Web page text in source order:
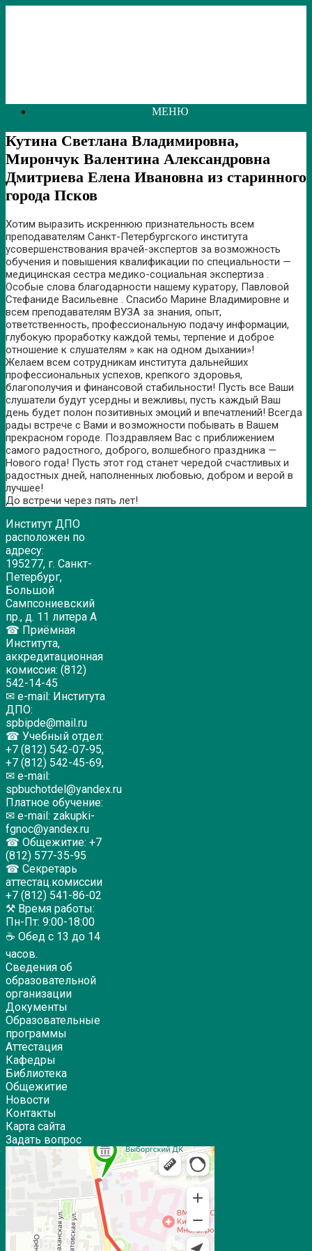
МЕНЮ
Кутина Светлана Владимировна,
Мирончук Валентина Александровна
Дмитриева Елена Ивановна из старинного
города Псков
Хотим выразить искреннюю признательность всем
преподавателям Санкт-Петербургского института
усовершенствования врачей-экспертов за возможность
обучения и повышения квалификации по специальности —
медицинская сестра медико-социальная экспертиза .
Особые слова благодарности нашему куратору, Павловой
Стефаниде Васильевне . Спасибо Марине Владимировне и
всем преподавателям ВУЗА за знания, опыт,
ответственность, профессиональную подачу информации,
глубокую проработку каждой темы, терпение и доброе
отношение к слушателям » как на одном дыхании»!
Желаем всем сотрудникам института дальнейших
профессиональных успехов, крепкого здоровья,
благополучия и финансовой стабильности! Пусть все Ваши
слушатели будут усердны и вежливы, пусть каждый Ваш
день будет полон позитивных эмоций и впечатлений! Всегда
рады встрече с Вами и возможности побывать в Вашем
прекрасном городе. Поздравляем Вас с приближением
самого радостного, доброго, волшебного праздника —
Нового года! Пусть этот год станет чередой счастливых и
радостных дней, наполненных любовью, добром и верой в
лучшее!
До встречи через пять лет!
Институт ДПО
расположен по
адресу:
195277, г. Санкт-
Петербург,
Большой
Сампсониевский
пр., д. 11 литера А
☎ Приёмная
Института,
аккредитационная
комиссия: (812)
542-14-45
✉ e-mail: Института
ДПО:
spbipde@mail.ru
☎ Учебный отдел:
+7 (812) 542-07-95,
+7 (812) 542-45-69,
✉ e-mail:
spbuchotdel@yandex.ru
Платное обучение:
✉ e-mail: zakupki-
fgnoc@yandex.ru
☎ Общежитие: +7
(812) 577-35-95
☎ Секретарь
аттестац.комиссии
+7 (812) 541-86-02
⚒ Время работы:
Пн-Пт: 9:00-18:00
☕ Обед с 13 до 14
часов.
Сведения об
образовательной
организации
Документы
Образовательные
программы
Аттестация
Кафедры
Библиотека
Общежитие
Новости
Контакты
Карта сайта
Задать вопрос